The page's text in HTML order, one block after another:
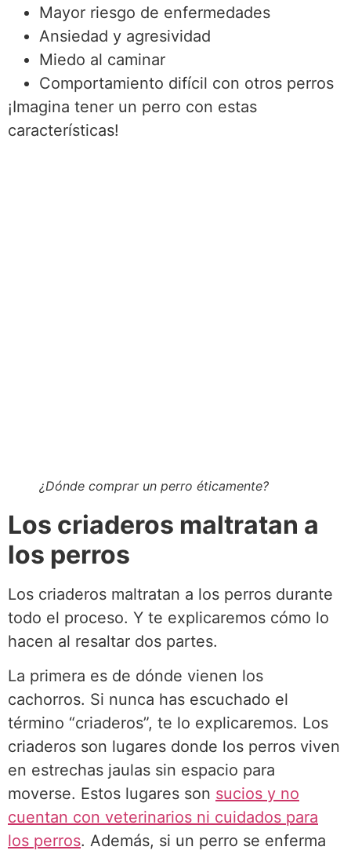
Mayor riesgo de enfermedades
Ansiedad y agresividad
Miedo al caminar
Comportamiento difícil con otros perros
¡Imagina tener un perro con estas
características!
¿Dónde comprar un perro éticamente?
Los criaderos maltratan a
los perros
Los criaderos maltratan a los perros durante
todo el proceso. Y te explicaremos cómo lo
hacen al resaltar dos partes.
La primera es de dónde vienen los
cachorros. Si nunca has escuchado el
término “criaderos”, te lo explicaremos. Los
criaderos son lugares donde los perros viven
en estrechas jaulas sin espacio para
moverse. Estos lugares son sucios y no
cuentan con veterinarios ni cuidados para
los perros. Además, si un perro se enferma